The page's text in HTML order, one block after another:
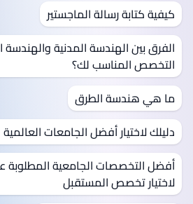
كيفية كتابة رسالة الماجستير
الفرق بين الهندسة المدنية والهندسة
التخصص المناسب لك؟
ما هي هندسة الطرق
دليلك لاختيار أفضل الجامعات
لاختيار تخصص المستقبل